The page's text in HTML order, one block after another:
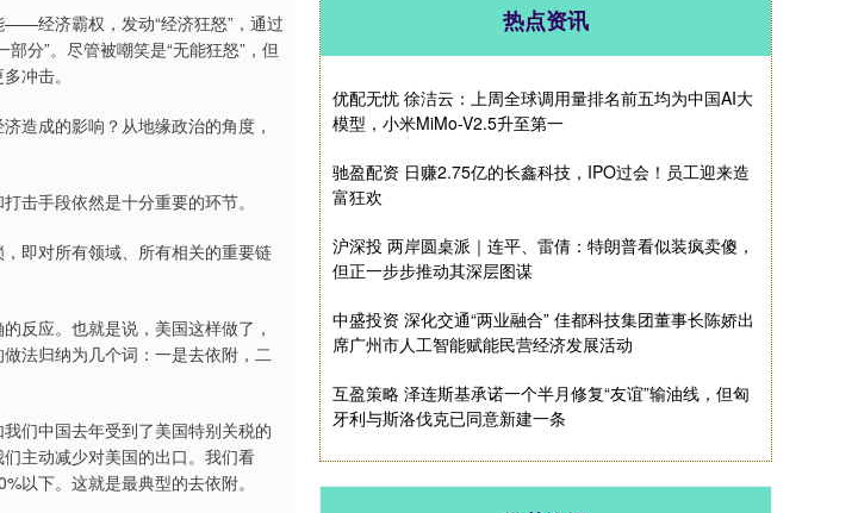
经济霸权，发动“经济狂怒”，通过
分”。尽管被嘲笑是“无能狂怒”，但
冲击。
造成的影响？从地缘政治的角度，
击手段依然是十分重要的环节。
即对所有领域、所有相关的重要链
反应。也就是说，美国这样做了，
法归纳为几个词：一是去依附，二
们中国去年受到了美国特别关税的
主动减少对美国的出口。我们看
以下。这就是最典型的去依附。
热点资讯
优配无忧 徐洁云：上周全球调用量排名前五均为中国AI大
模型，小米MiMo-V2.5升至第一
驰盈配资 日赚2.75亿的长鑫科技，IPO过会！员工迎来造
富狂欢
沪深投 两岸圆桌派｜连平、雷倩：特朗普看似装疯卖傻，
但正一步步推动其深层图谋
中盛投资 深化交通“两业融合” 佳都科技集团董事长陈娇出
席广州市人工智能赋能民营经济发展活动
互盈策略 泽连斯基承诺一个半月修复“友谊”输油线，但匈
牙利与斯洛伐克已同意新建一条